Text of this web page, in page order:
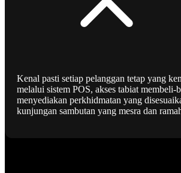
Kenal pasti setiap pelanggan tetap yang
melalui sistem POS, akses tabiat membeli-
menyediakan perkhidmatan yang
kunjungan sambutan yang mesra dan